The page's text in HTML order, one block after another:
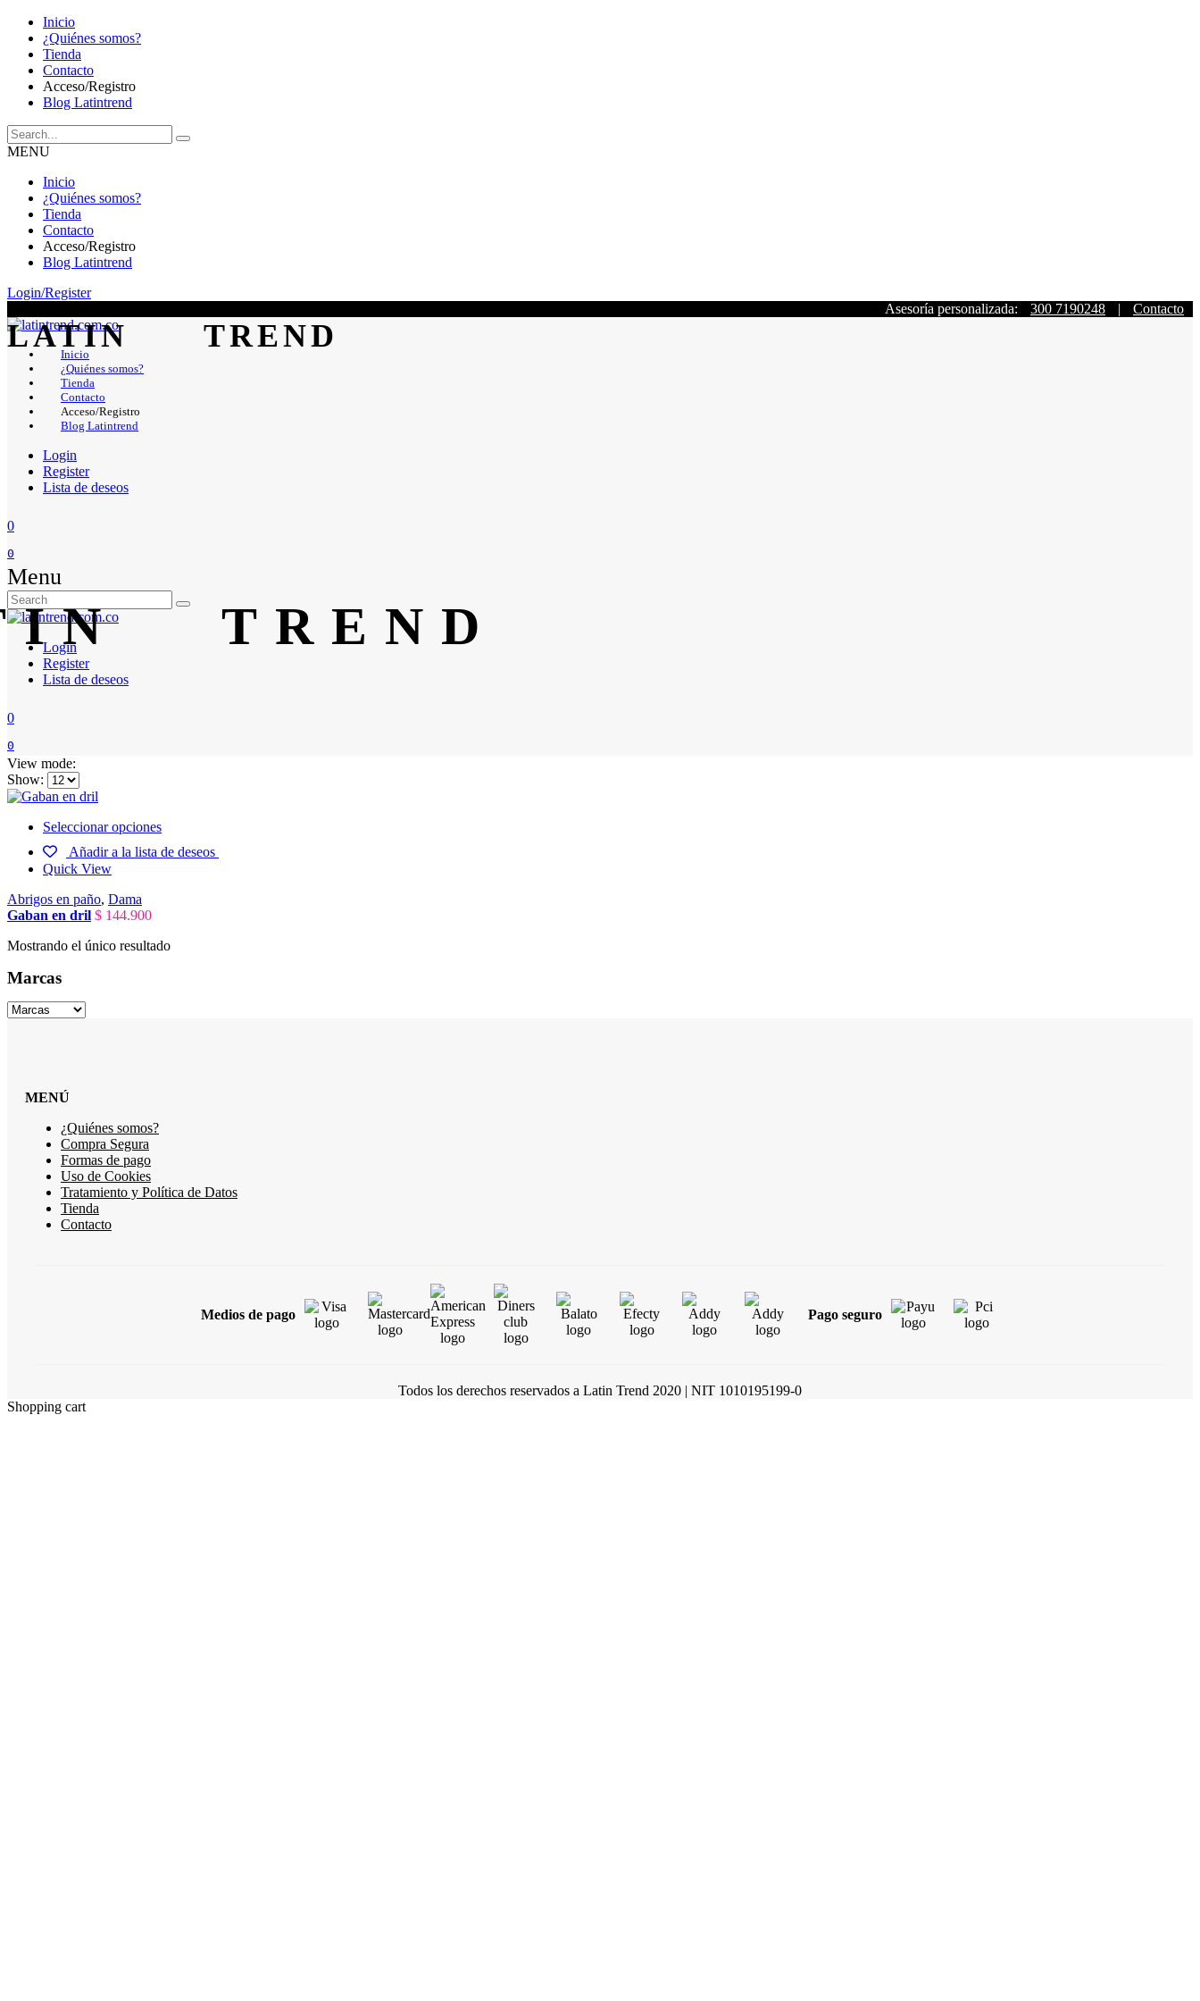
Inicio
¿Quiénes somos?
Tienda
Contacto
Acceso/Registro
Blog Latintrend
MENU
Inicio
¿Quiénes somos?
Tienda
Contacto
Acceso/Registro
Blog Latintrend
Login/Register
Asesoría personalizada:
300 7190248 | Contacto
Inicio
¿Quiénes somos?
Tienda
Contacto
Acceso/Registro
Blog Latintrend
Login
Register
Lista de deseos
0
0
Menu
Login
Register
Lista de deseos
0
0
View mode:
Show:
Seleccionar opciones
Añadir a la lista de deseos
Quick View
Abrigos en paño, Dama
Gaban en dril $ 144.900
Mostrando el único resultado
Marcas
MENÚ
¿Quiénes somos?
Compra Segura
Formas de pago
Uso de Cookies
Tratamiento y Política de Datos
Tienda
Contacto
Medios de pago Pago seguro
Todos los derechos reservados a Latin Trend 2020 | NIT 1010195199-0
Shopping cart